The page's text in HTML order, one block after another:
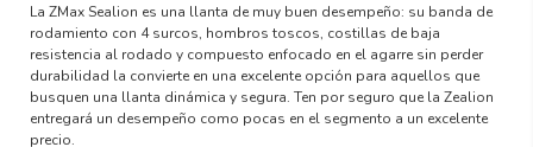
La ZMax Sealion es una llanta de muy buen desempeño: su banda de
rodamiento con 4 surcos, hombros toscos, costillas de baja
resistencia al rodado y compuesto enfocado en el agarre sin perder
durabilidad la convierte en una excelente opción para aquellos que
busquen una llanta dinámica y segura. Ten por seguro que la Zealion
entregará un desempeño como pocas en el segmento a un excelente
precio.